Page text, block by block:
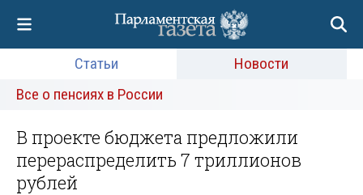
Статьи
Новости
Все о пенсиях в России
В проекте бюджета предложили
перераспределить 7 триллионов
рублей